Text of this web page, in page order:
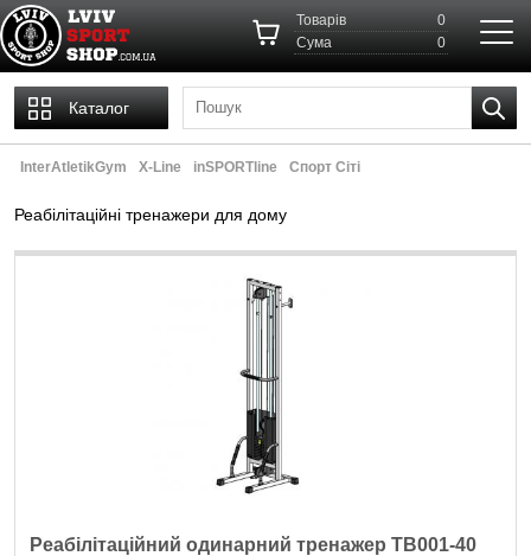
Товарів
0
Cума
0
Каталог
InterAtletikGym X-Line inSPORTline Спорт Сіті
Реабілітаційні тренажери для дому
Реабілітаційний одинарний тренажер TB001-40